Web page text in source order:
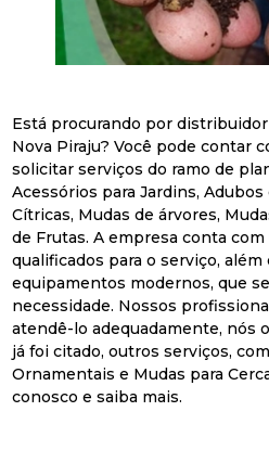
Está procurando por
Nova Piraju? Você pode contar
solicitar serviços do ramo de
Acessórios para Jardins,
Cítricas, Mudas de árvores,
de Frutas. A empresa conta
qualificados para o serviço,
equipamentos modernos, que
necessidade. Nossos
atendê-lo adequadamente, nós
já foi citado, outros serviços,
Ornamentais e Mudas para
conosco e saiba mais.